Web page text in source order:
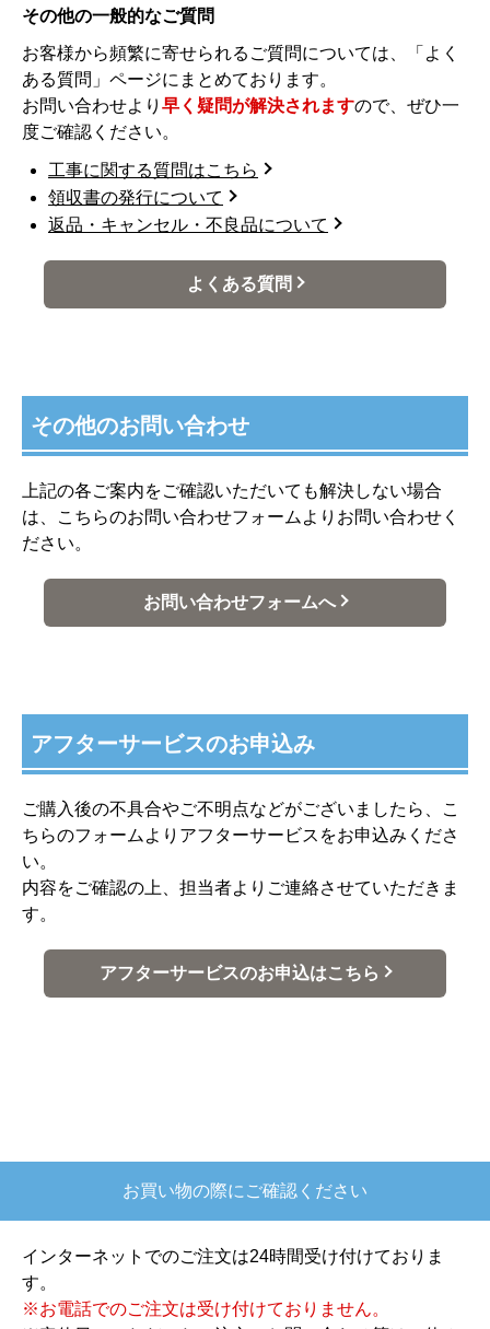
その他の一般的なご質問
お客様から頻繁に寄せられるご質問については、「よく
ある質問」ページにまとめております。
お問い合わせより 早く疑問が解決されますので、ぜひ一
度ご確認ください。
工事に関する質問はこちら
領収書の発行について
返品・キャンセル・不良品について
よくある質問
その他のお問い合わせ
上記の各ご案内をご確認いただいても解決しない場合
は、こちらのお問い合わせフォームよりお問い合わせく
ださい。
お問い合わせフォームへ
アフターサービスのお申込み
ご購入後の不具合やご不明点などがございましたら、こ
ちらのフォームよりアフターサービスをお申込みくださ
い。
内容をご確認の上、担当者よりご連絡させていただきま
す。
アフターサービスのお申込はこちら
お買い物の際にご確認ください
インターネットでのご注文は24時間受け付けておりま
す。
※お電話でのご注文は受け付けておりません。